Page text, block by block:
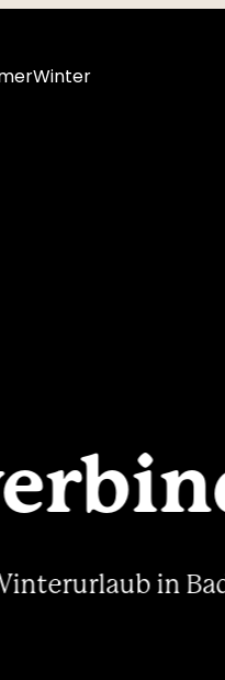
Winter
in